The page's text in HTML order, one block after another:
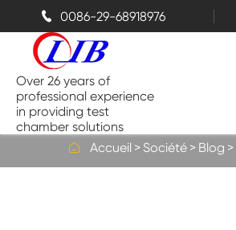
 0086-29-68918976
Over 26 years of
professional experience
in providing test
chamber solutions
 Accueil Société Blog